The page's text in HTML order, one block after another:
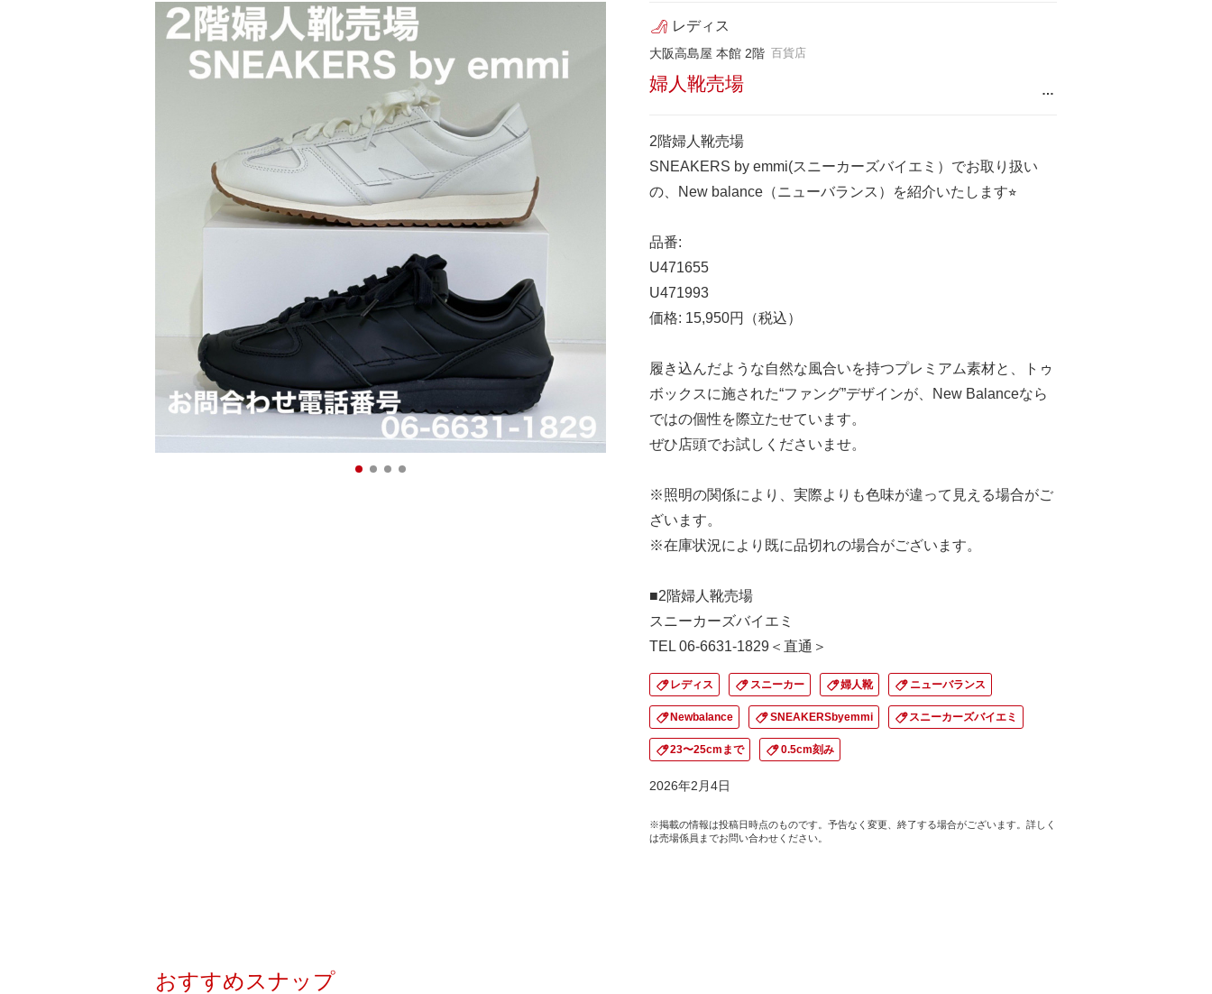
レディス
大阪高島屋 本館 2階 百貨店
婦人靴売場 …
2階婦人靴売場
SNEAKERS by emmi(スニーカーズバイエミ）でお取り扱い
の、New balance（ニューバランス）を紹介いたします⭐︎
品番:
U471655
U471993
価格: 15,950円（税込）
履き込んだような自然な風合いを持つプレミアム素材と、トゥ
ボックスに施された“ファング”デザインが、New Balanceなら
ではの個性を際立たせています。
ぜひ店頭でお試しくださいませ。
※照明の関係により、実際よりも色味が違って見える場合がご
ざいます。
※在庫状況により既に品切れの場合がございます。
■2階婦人靴売場
スニーカーズバイエミ
TEL 06-6631-1829＜直通＞
レディス スニーカー 婦人靴 ニューバランス
Newbalance SNEAKERSbyemmi スニーカーズバイエミ
23〜25cmまで 0.5cm刻み
2026年2月4日
※掲載の情報は投稿日時点のものです。予告なく変更、終了する場合がございます。詳しく
は売場係員までお問い合わせください。
おすすめスナップ